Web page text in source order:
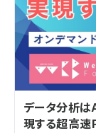
データ分析
現する超高速